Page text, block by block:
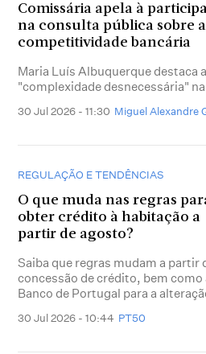
Comissária apela à
na consulta pública sobre a
competitividade bancária
Maria Luís Albuquerque destaca
"complexidade desnecessária"
30 Jul 2026 - 11:30 Miguel Alexandre
REGULAÇÃO E TENDÊNCIAS
O que muda nas regras
obter crédito à habitação a
partir de agosto?
Saiba que regras mudam a partir
concessão de crédito, bem
Banco de Portugal para a
30 Jul 2026 - 10:44 PT50